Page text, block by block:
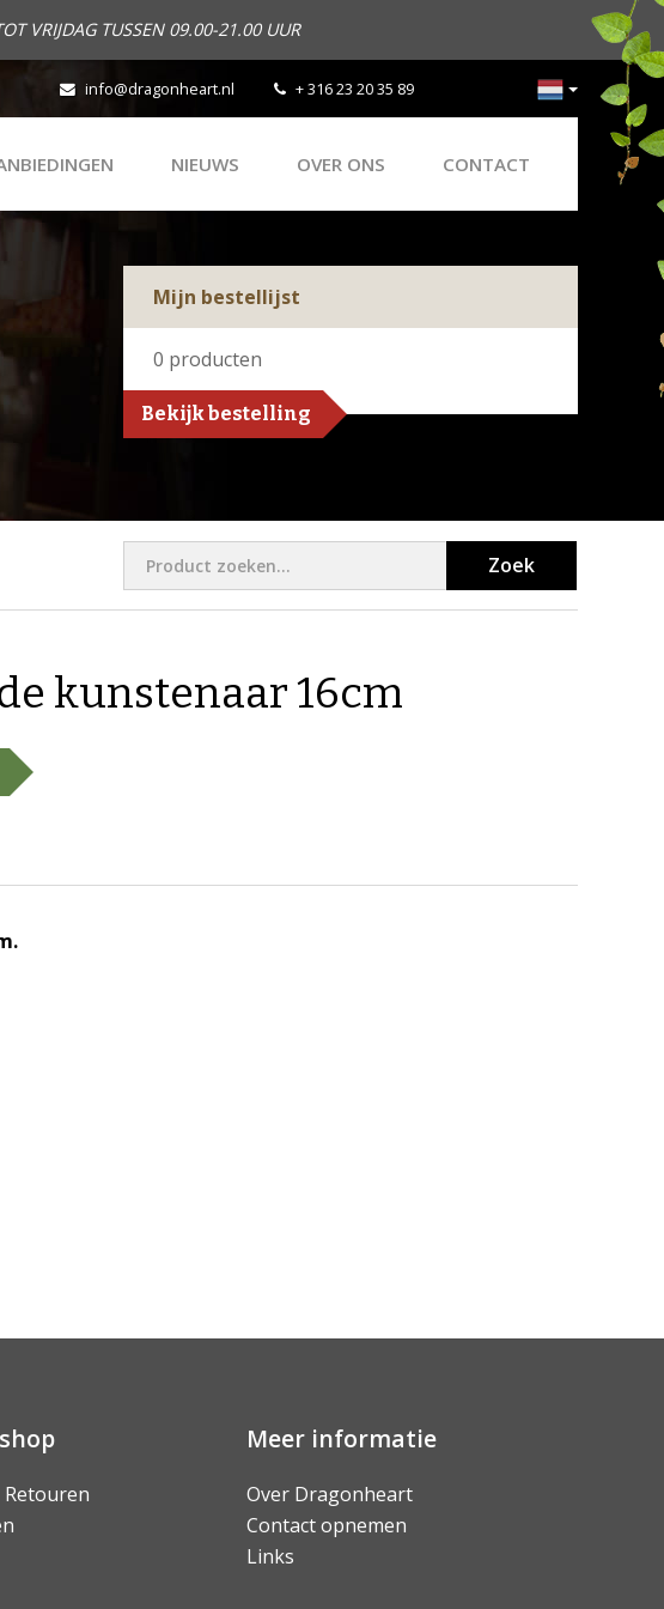
VRIJDAG TUSSEN 09.00-21.00 UUR
info@dragonheart.nl + 316 23 20 35 89
NIEUWS OVER ONS CONTACT
Mijn bestellijst
0 producten
Bekijk bestelling
Zoek
kunstenaar 16cm
Meer informatie
Over Dragonheart
Contact opnemen
Links